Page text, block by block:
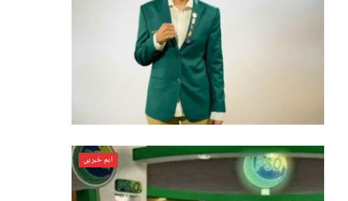
اہم خبریں